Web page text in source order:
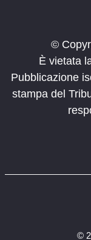
©
È vietata
Pubblicazione
stampa del
©